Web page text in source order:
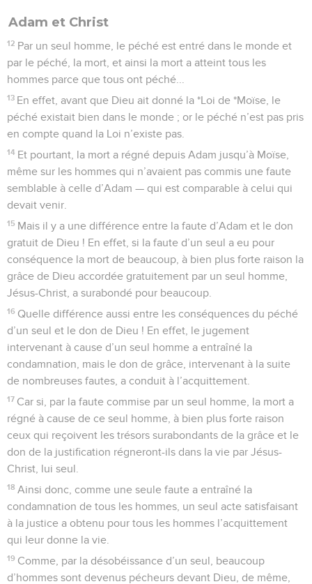
Adam et Christ
12 Par un seul homme, le péché est entré dans le monde et
par le péché, la mort, et ainsi la mort a atteint tous les
hommes parce que tous ont péché...
13 En effet, avant que Dieu ait donné la *Loi de *Moïse, le
péché existait bien dans le monde ; or le péché n’est pas pris
en compte quand la Loi n’existe pas.
14 Et pourtant, la mort a régné depuis Adam jusqu’à Moïse,
même sur les hommes qui n’avaient pas commis une faute
semblable à celle d’Adam — qui est comparable à celui qui
devait venir.
15 Mais il y a une différence entre la faute d’Adam et le don
gratuit de Dieu ! En effet, si la faute d’un seul a eu pour
conséquence la mort de beaucoup, à bien plus forte raison la
grâce de Dieu accordée gratuitement par un seul homme,
Jésus-Christ, a surabondé pour beaucoup.
16 Quelle différence aussi entre les conséquences du péché
d’un seul et le don de Dieu ! En effet, le jugement
intervenant à cause d’un seul homme a entraîné la
condamnation, mais le don de grâce, intervenant à la suite
de nombreuses fautes, a conduit à l’acquittement.
17 Car si, par la faute commise par un seul homme, la mort a
régné à cause de ce seul homme, à bien plus forte raison
ceux qui reçoivent les trésors surabondants de la grâce et le
don de la justification régneront-ils dans la vie par Jésus-
Christ, lui seul.
18 Ainsi donc, comme une seule faute a entraîné la
condamnation de tous les hommes, un seul acte satisfaisant
à la justice a obtenu pour tous les hommes l’acquittement
qui leur donne la vie.
19 Comme, par la désobéissance d’un seul, beaucoup
d’hommes sont devenus pécheurs devant Dieu, de même,